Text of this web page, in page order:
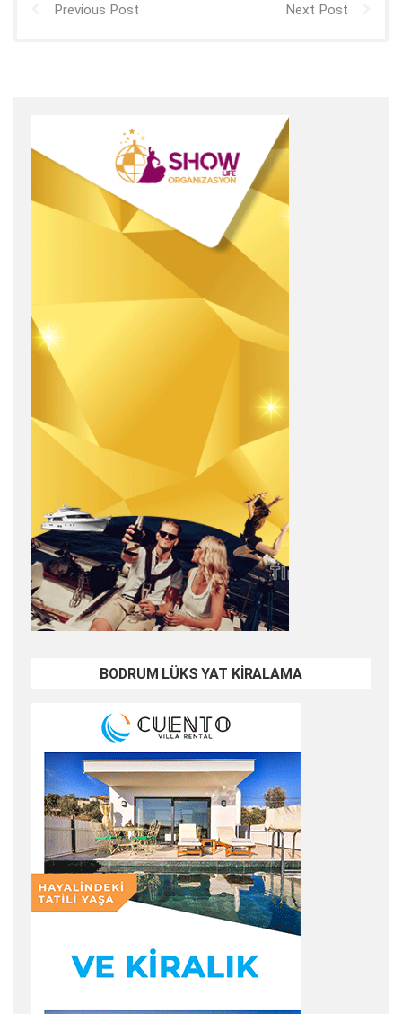
Previous Post Next Post
BODRUM LÜKS YAT KİRALAMA